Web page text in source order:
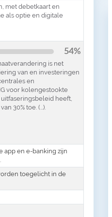
met debetkaart en
als optie en digitale
54%
is net
van en investeringen
en
voor kolengestookte
heeft,
30% toe. (...).
app en e-banking zijn
toegelicht in de